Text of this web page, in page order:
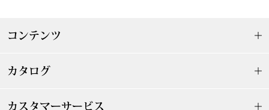
コンテンツ
カタログ
カスタマーサービス